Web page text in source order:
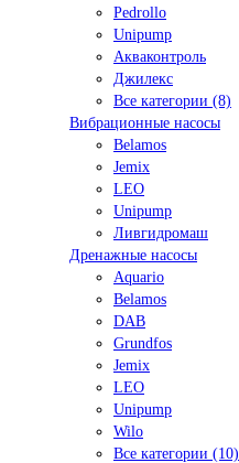
Pedrollo
Unipump
Акваконтроль
Джилекс
Все категории (8)
Вибрационные насосы
Belamos
Jemix
LEO
Unipump
Ливгидромаш
Дренажные насосы
Aquario
Belamos
DAB
Grundfos
Jemix
LEO
Unipump
Wilo
Все категории (10)